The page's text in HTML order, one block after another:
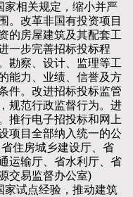
相关规定，缩小并严
。改革非国有投资项目
的房屋建筑及其配套工
一步完善招标投标程
勘察、设计、监理等工
能力、业绩、信誉及方
件。改进招标投标监管
规范行政监督行为。进
推行电子招投标和网上
项目全部纳入统一的公
住房城乡建设厅、省
运输厅、省水利厅、省
交易监督办公室)
试点经验，推动建筑